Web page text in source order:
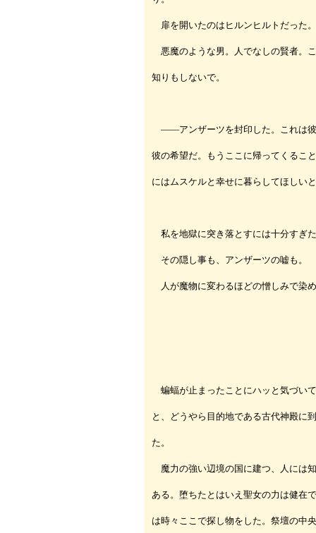
扉を開いたのはヒルンヒルトだった。
悪魔のような男。人でなしの賢者。
知りもしないで。
――アンザーツを封印した。これは
彼の希望だ。もうここに帰ってくる
にはムスケルと幸せに暮らしてほしい
私を地獄に突き落とすには十分すぎ
その隠し事も、アンザーツの嘘も。
人が魔物に変わるほどの憎しみで染
蝙蝠が止まったことにハッと気づい
と、どうやら目的地である古代神殿に
た。
魔力の強い辺境の国に建つ、人には
ある。堕ちたとはいえ聖女の力は健在
は時々ここで探し物をした。祭壇の中